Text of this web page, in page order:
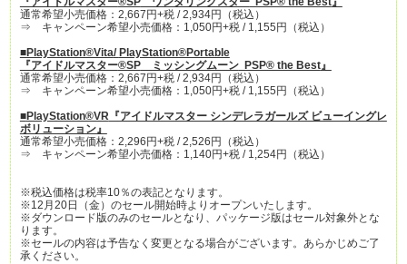
通常希望小売価格：2,667円+税 / 2,934円（税込）
⇒ キャンペーン希望小売価格：1,050円+税 / 1,155円（税込）
■PlayStation®Vita/ PlayStation®Portable
『アイドルマスター®SPミッシングムーンPSP® the Best』
通常希望小売価格：2,667円+税 / 2,934円（税込）
⇒ キャンペーン希望小売価格：1,050円+税 / 1,155円（税込）
■PlayStation®VR『アイドルマスター シンデレラガールズ ビューイングレ
ボリューション』
通常希望小売価格：2,296円+税 / 2,526円（税込）
⇒ キャンペーン希望小売価格：1,140円+税 / 1,254円（税込）
※税込価格は税率10％の表記となります。
※12月20日（金）のセール開始時よりオープンいたします。
※ダウンロード版のみのセールとなり、パッケージ版はセール対象外とな
ります。
※セールの内容は予告なく変更となる場合がございます。あらかじめご了
承ください。